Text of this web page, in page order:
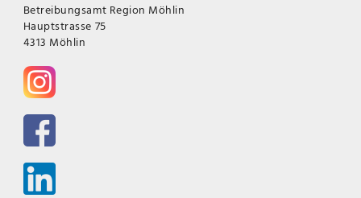
Betreibungsamt Region Möhlin
Hauptstrasse 75
4313 Möhlin